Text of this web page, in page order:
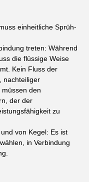
einheitliche Sprüh-
treten: Während
die flüssige Weise
Kein Fluss der
nachteiliger
den
der der
zu
von Kegel: Es ist
in Verbindung